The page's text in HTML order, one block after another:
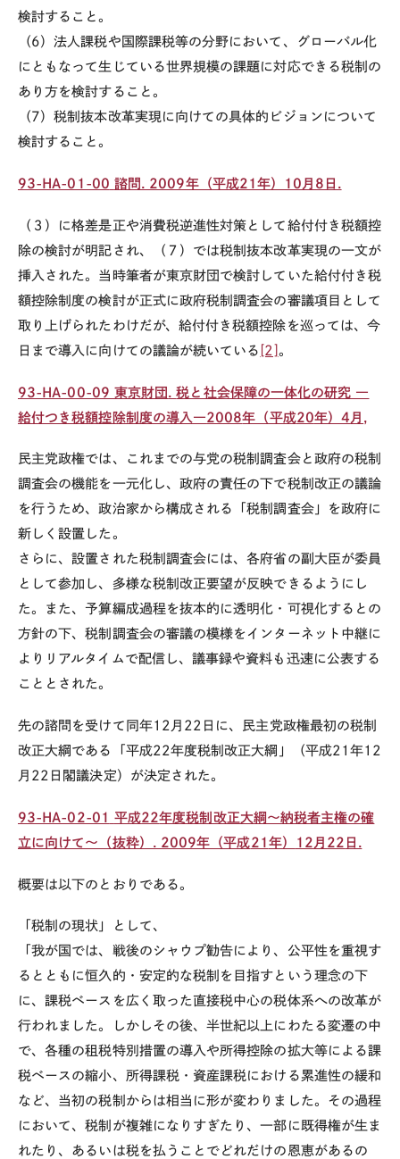
検討すること。
（ 6 ）法人課税や国際課税等の分野において、グローバル化
にともなって生じている世界規模の課題に対応できる税制の
あり方を検討すること。
（ 7 ）税制抜本改革実現に向けての具体的ビジョンについて
検討すること。
93-HA-01-00 諮問. 2009年（平成21年）10月8日.
（３）に格差是正や消費税逆進性対策として給付付き税額控
除の検討が明記され、（７）では税制抜本改革実現の一文が
挿入された。当時筆者が東京財団で検討していた給付付き税
額控除制度の検討が正式に政府税制調査会の審議項目として
取り上げられたわけだが、給付付き税額控除を巡っては、今
日まで導入に向けての議論が続いている [2] 。
93-HA-00-09 東京財団 .税と社会保障の一体化の研究 ―
給付つき税額控除制度の導入―2008年（平成20年） 4 月
民主党政権では、これまでの与党の税制調査会と政府の税制
調査会の機能を一元化し、政府の責任の下で税制改正の議論
を行うため、政治家から構成される「税制調査会」を政府に
新しく設置した。
さらに、設置された税制調査会には、各府省の副大臣が委員
として参加し、多様な税制改正要望が反映できるようにし
た。また、予算編成過程を抜本的に透明化・可視化するとの
方針の下、税制調査会の審議の模様をインターネット中継に
よりリアルタイムで配信し、議事録や資料も迅速に公表する
こととされた。
先の諮問を受けて同年12 月 22 日に、民主党政権最初の税制
改正大綱である「平成22年度税制改正大綱」（平成21 年12
月 22 日閣議決定）が決定された。
93-HA-02-01 平成22年度税制改正大綱～納税者主権の確
立に向けて～（抜粋）. 2009年（平成21 年） 12 月 22 日.
概要は以下のとおりである。
「税制の現状」として、
「我が国では、戦後のシャウプ勧告により、公平性を重視す
るとともに恒久的・安定的な税制を目指すという理念の下
に、課税ベースを広く取った直接税中心の税体系への改革が
行われました。しかしその後、半世紀以上にわたる変遷の中
で、各種の租税特別措置の導入や所得控除の拡大等による課
税ベースの縮小、所得課税・資産課税における累進性の緩和
など、当初の税制からは相当に形が変わりました。その過程
において、税制が複雑になりすぎたり、一部に既得権が生ま
れたり、あるいは税を払うことでどれだけの恩恵があるの